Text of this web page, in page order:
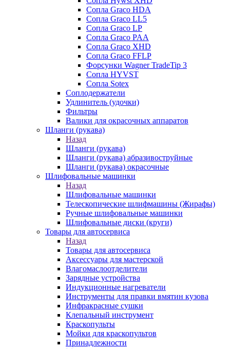
Сопла Graco HDA
Сопла Graco LL5
Сопла Graco LP
Сопла Graco PAA
Сопла Graco XHD
Сопла Graco FFLP
Форсунки Wagner TradeTip 3
Сопла HYVST
Сопла Sotex
Соплодержатели
Удлинитель (удочки)
Фильтры
Валики для окрасочных аппаратов
Шланги (рукава)
Назад
Шланги (рукава)
Шланги (рукава) абразивоструйные
Шланги (рукава) окрасочные
Шлифовальные машинки
Назад
Шлифовальные машинки
Телескопические шлифмашины (Жирафы)
Ручные шлифовальные машинки
Шлифовальные диски (круги)
Товары для автосервиса
Назад
Товары для автосервиса
Аксессуары для мастерской
Влагомаслоотделители
Зарядные устройства
Индукционные нагреватели
Инструменты для правки вмятин кузова
Инфракрасные сушки
Клепальный инструмент
Краскопульты
Мойки для краскопультов
Принадлежности